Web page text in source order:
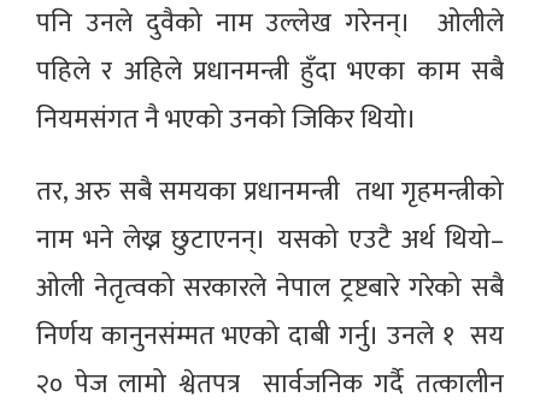
पनि उनले दुवैको नाम उल्लेख गरेनन्। ओलीले
पहिले र अहिले प्रधानमन्त्री हुँदा भएका काम सबै
नियमसंगत नै भएको उनको जिकिर थियो।
तर, अरु सबै समयका प्रधानमन्त्री तथा गृहमन्त्रीको
नाम भने लेख्न छुटाएनन्। यसको एउटै अर्थ थियो–
ओली नेतृत्वको सरकारले नेपाल ट्रष्टबारे गरेको सबै
निर्णय कानुनसंम्मत भएको दाबी गर्नु। उनले १ सय
२० पेज लामो श्वेतपत्र सार्वजनिक गर्दै तत्कालीन